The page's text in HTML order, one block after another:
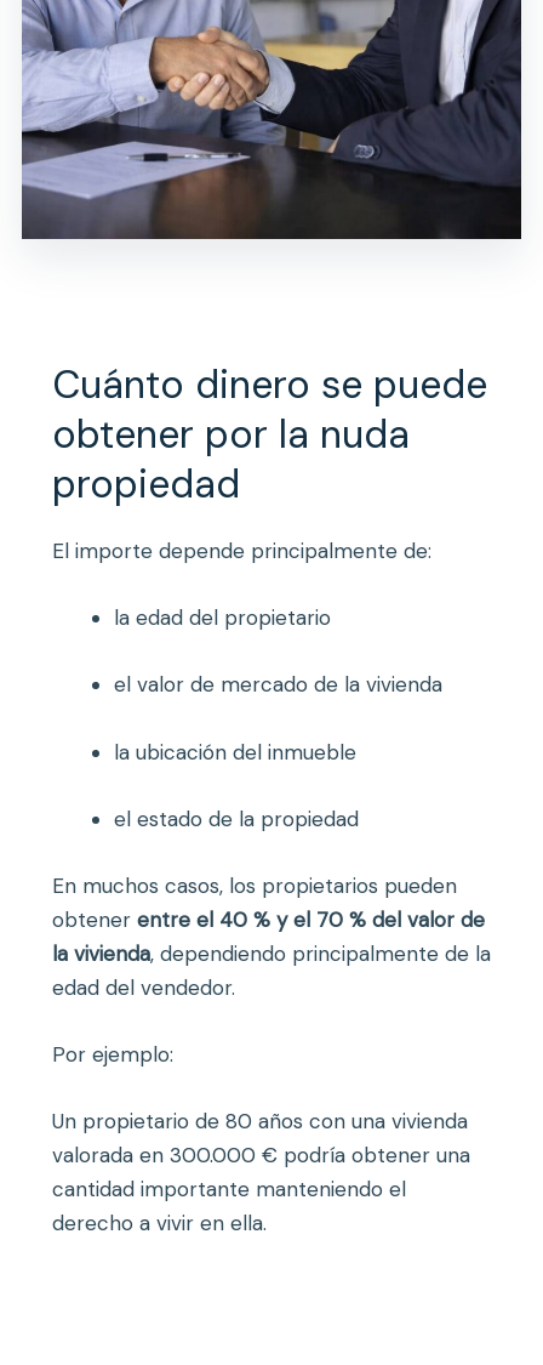
Cuánto dinero se puede
obtener por la nuda
propiedad
El importe depende principalmente de:
la edad del propietario
el valor de mercado de la vivienda
la ubicación del inmueble
el estado de la propiedad
En muchos casos, los propietarios pueden
obtener entre el 40 % y el 70 % del valor de
la vivienda, dependiendo principalmente de la
edad del vendedor.
Por ejemplo:
Un propietario de 80 años con una vivienda
valorada en 300.000 € podría obtener una
cantidad importante manteniendo el
derecho a vivir en ella.